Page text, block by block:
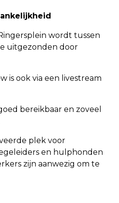
wordt tussen
uitgezonden door
ook via een livestream
bereikbaar en zoveel
plek voor
en hulphonden
zijn aanwezig om te